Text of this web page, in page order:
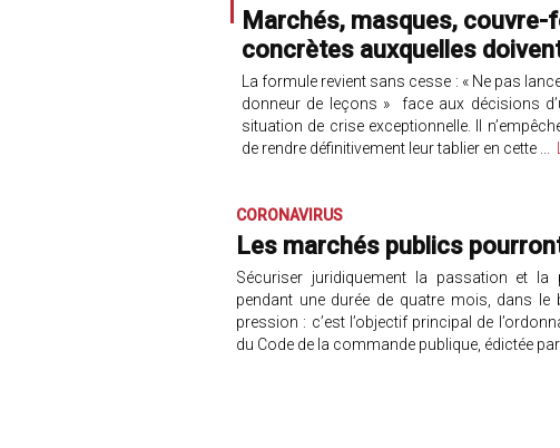
Marchés, masques,
concrètes auxquelles
La formule revient sans cesse : « Ne pas
donneur de leçons » face aux décisions
situation de crise exceptionnelle. Il
de rendre définitivement leur tablier en cette ...
CORONAVIRUS
Les marchés publics
Sécuriser juridiquement la passation et
pendant une durée de quatre mois, dans
pression : c’est l’objectif principal de
du Code de la commande publique, édictée par